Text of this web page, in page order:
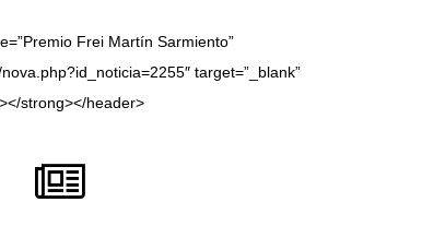
Frei Martín Sarmiento”
target=”_blank”
strong></header>